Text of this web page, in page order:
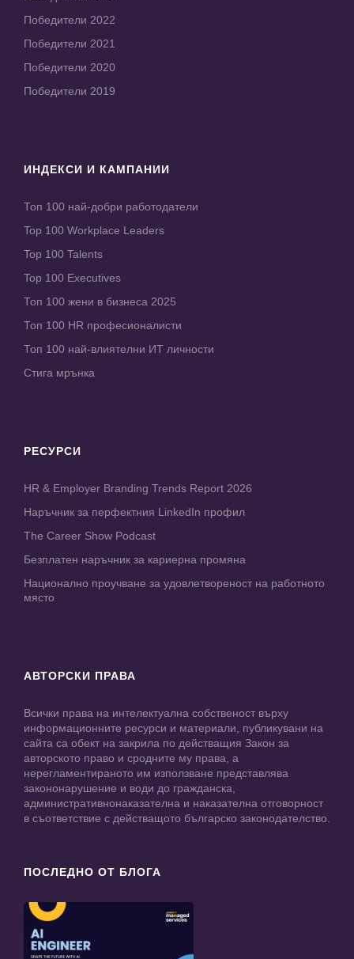
Победители 2022
Победители 2021
Победители 2020
Победители 2019
ИНДЕКСИ И КАМПАНИИ
Топ 100 най-добри работодатели
Top 100 Workplace Leaders
Top 100 Talents
Top 100 Executives
Топ 100 жени в бизнеса 2025
Топ 100 HR професионалисти
Топ 100 най-влиятелни ИТ личности
Стига мрънка
РЕСУРСИ
HR & Employer Branding Trends Report 2026
Наръчник за перфектния LinkedIn профил
The Career Show Podcast
Безплатен наръчник за кариерна промяна
Национално проучване за удовлетвореност на работното
място
АВТОРСКИ ПРАВА
Всички права на интелектуална собственост върху
информационните ресурси и материали, публикувани на
сайта са обект на закрила по действащия Закон за
авторското право и сродните му права, а
нерегламентираното им използване представлява
закононарушение и води до гражданска,
административнонаказателна и наказателна отговорност
в съответствие с действащото българско законодателство.
ПОСЛЕДНО ОТ БЛОГА